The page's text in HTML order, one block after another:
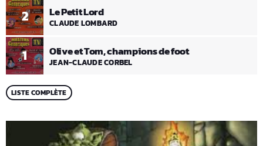
1 Olive et Tom, champions de foot
JEAN-CLAUDE CORBEL
2 Le Petit Lord
CLAUDE LOMBARD
LISTE COMPLÈTE